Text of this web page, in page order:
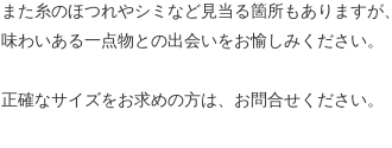
また糸のほつれやシミなど見当る箇所もありますが、
味わいある一点物との出会いをお愉しみください。
正確なサイズをお求めの方は、お問合せください。